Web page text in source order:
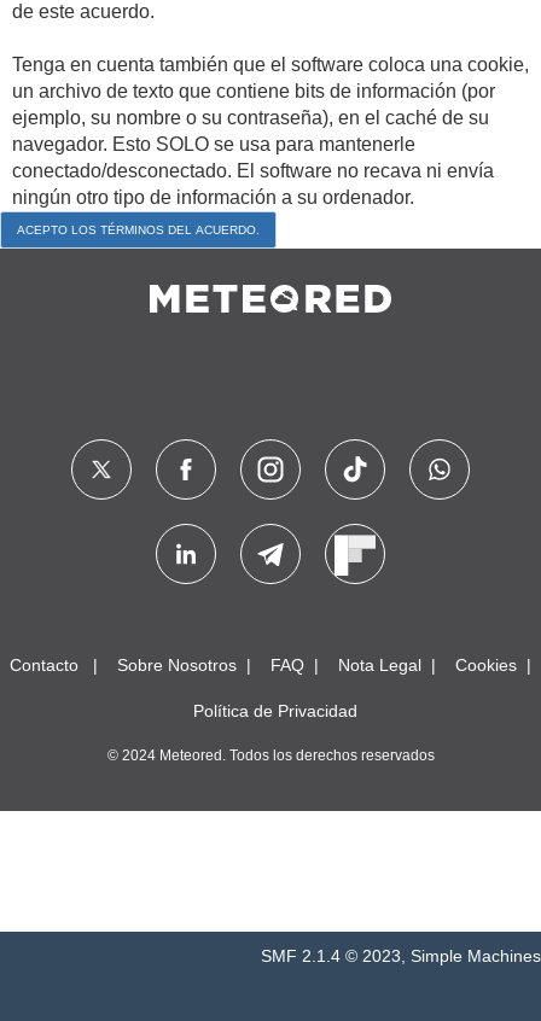
de este acuerdo.
Tenga en cuenta también que el software coloca una cookie,
un archivo de texto que contiene bits de información (por
ejemplo, su nombre o su contraseña), en el caché de su
navegador. Esto SOLO se usa para mantenerle
conectado/desconectado. El software no recava ni envía
ningún otro tipo de información a su ordenador.
Contacto Sobre Nosotros FAQ Nota Legal Cookies
Política de Privacidad
© 2024 Meteored. Todos los derechos reservados
SMF 2.1.4 © 2023 Simple Machines